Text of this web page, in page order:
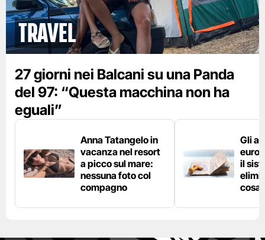
Travel
27 giorni nei Balcani su una Panda
del 97: “Questa macchina non ha
eguali”
Anna Tatangelo in
vacanza nel resort
a picco sul mare:
nessuna foto col
compagno
Gli
il
cosa